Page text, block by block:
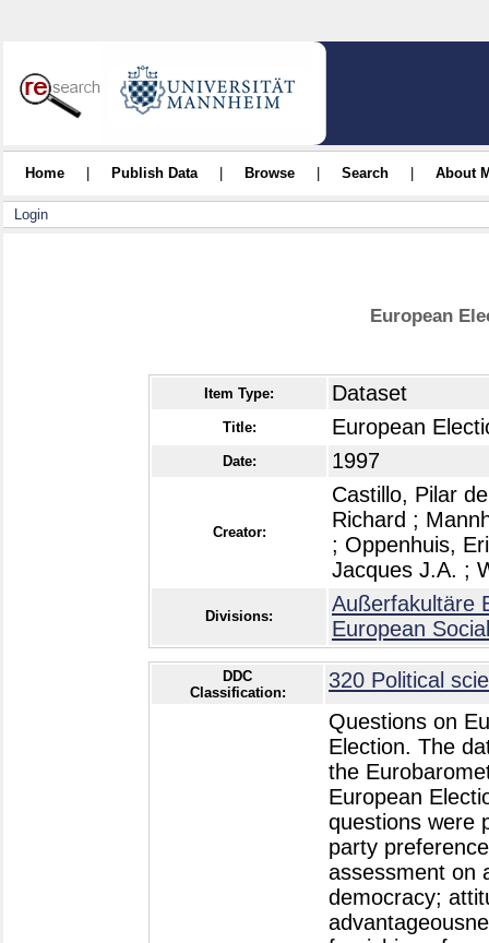
Home Publish Data Browse Search About
Login
European
Item Type: Dataset
Title: European
Date: 1997
Creator:
Castillo, Pilar
Richard ;
; Oppenhuis,
Jacques J.A. ;
Divisions:
Außerfakultäre
European
DDC
Classification:
320 Political
Questions on
Election. The
the
European
questions were
party
assessment on
democracy;